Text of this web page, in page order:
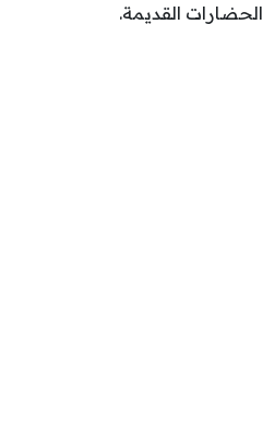
القديمة.